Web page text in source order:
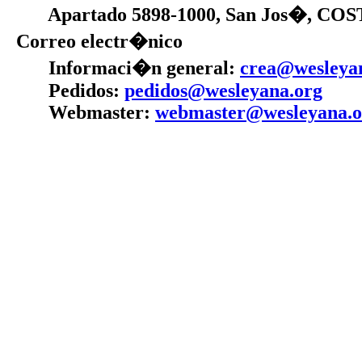
Apartado 5898-1000, San Jos�,
Correo electr�nico
Informaci�n general:
Pedidos: pedidos@wesleyana.org
Webmaster: